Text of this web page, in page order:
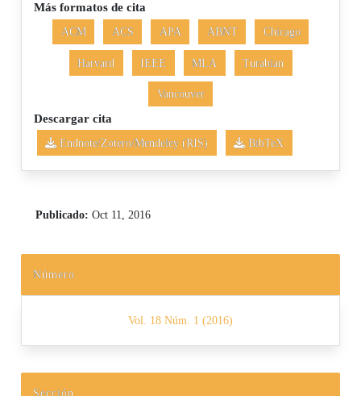
Más formatos de cita
ACM ACS APA ABNT Chicago
Harvard IEEE MLA Turabian
Vancouver
Descargar cita
Endnote/Zotero/Mendeley (RIS) BibTeX
Publicado: Oct 11, 2016
Número
Vol. 18 Núm. 1 (2016)
Sección